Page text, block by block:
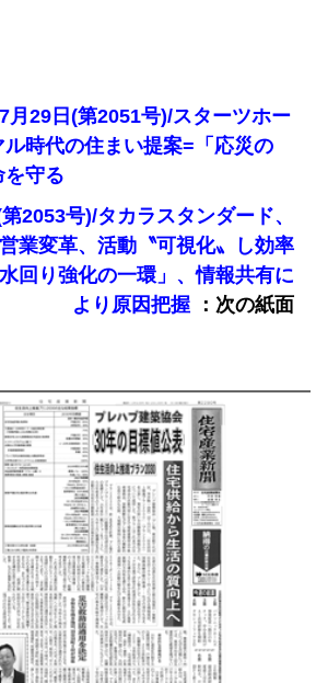
月29日(第2051号)/スターツホー
時代の住まい提案=「応災の
守る
2053号)/タカラスタンダード、
業変革、活動〝可視化〟し効率
回り強化の一環」、情報共有に
より原因把握
：次の紙面